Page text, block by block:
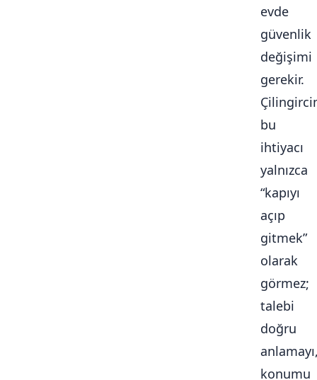
evde
güvenlik
değişimi
gerekir.
bu
ihtiyacı
yalnızca
“kapıyı
açıp
gitmek”
olarak
görmez;
talebi
doğru
konumu